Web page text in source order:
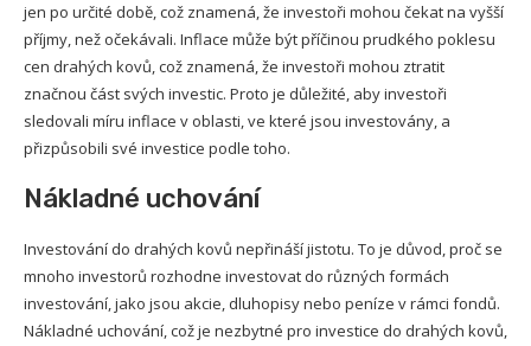
jen po určité době, což znamená, že investoři mohou čekat na vyšší
příjmy, než očekávali. Inflace může být příčinou prudkého poklesu
cen drahých kovů, což znamená, že investoři mohou ztratit
značnou část svých investic. Proto je důležité, aby investoři
sledovali míru inflace v oblasti, ve které jsou investovány, a
přizpůsobili své investice podle toho.
Nákladné uchování
Investování do drahých kovů nepřináší jistotu. To je důvod, proč se
mnoho investorů rozhodne investovat do různých formách
investování, jako jsou akcie, dluhopisy nebo peníze v rámci fondů.
Nákladné uchování, což je nezbytné pro investice do drahých kovů,